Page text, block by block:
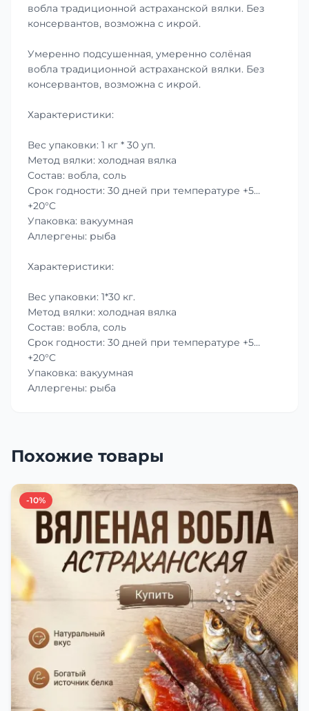
вобла традиционной астраханской вялки. Без
консервантов, возможна с икрой.
Умеренно подсушенная, умеренно солёная
вобла традиционной астраханской вялки. Без
консервантов, возможна с икрой.
Характеристики:
Вес упаковки: 1 кг * 30 уп.
Метод вялки: холодная вялка
Состав: вобла, соль
Срок годности: 30 дней при температуре +5…
+20°C
Упаковка: вакуумная
Аллергены: рыба
Характеристики:
Вес упаковки: 1*30 кг.
Метод вялки: холодная вялка
Состав: вобла, соль
Срок годности: 30 дней при температуре +5…
+20°C
Упаковка: вакуумная
Аллергены: рыба
Похожие товары
-10%